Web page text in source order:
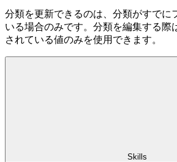
分類を更新できるのは、分類がすでに
いる場合のみです。分類を編集する際
されている値のみを使用できます。
Skills